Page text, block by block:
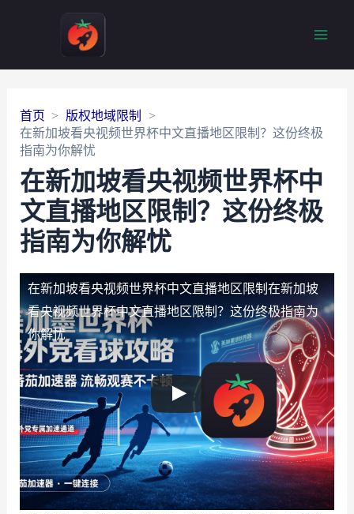
首页
版权地域限制
在新加坡看央视频世界杯中文直播地区限制？这份终极
指南为你解忧
在新加坡看央视频世界杯中
文直播地区限制？这份终极
指南为你解忧
在新加坡看央视频世界杯中文直播地区限制 在新加坡
看央视频世界杯中文直播地区限制？这份终极指南为
你解忧